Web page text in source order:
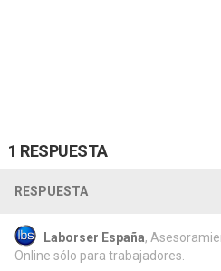
1 RESPUESTA
RESPUESTA
Laborser España,
Online sólo para trabajadores.